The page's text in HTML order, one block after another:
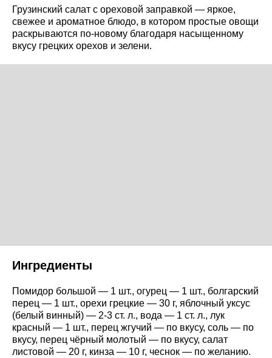
Грузинский салат с ореховой заправкой — яркое,
свежее и ароматное блюдо, в котором простые овощи
раскрываются по-новому благодаря насыщенному
вкусу грецких орехов и зелени.
Ингредиенты
Помидор большой — 1 шт., огурец — 1 шт., болгарский
перец — 1 шт., орехи грецкие — 30 г, яблочный уксус
(белый винный) — 2-3 ст. л., вода — 1 ст. л., лук
красный — 1 шт., перец жгучий — по вкусу, соль — по
вкусу, перец чёрный молотый — по вкусу, салат
листовой — 20 г, кинза — 10 г, чеснок — по желанию.